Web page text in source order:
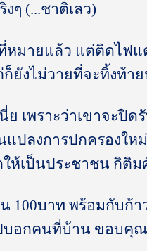
ๆ (...ชาติเลว)
มายแล้ว แต่ติดไฟแ
งไม่วายที่จะทิ้งท้าย
เพราะว่าเขาจะปิ
ลงการปกครองใหม่
ห้เป็นประชาชน กิติม
100บาท พร้อมกับก้า
บอกคนที่บ้าน ขอบคุ